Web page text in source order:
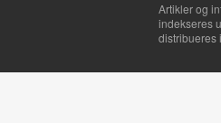
Artikler og
indekseres
distribueres